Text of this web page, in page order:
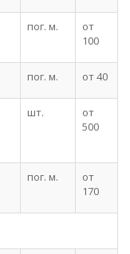
пог. м.
от
100
пог. м. от 40
шт.
от
500
пог. м.
от
170